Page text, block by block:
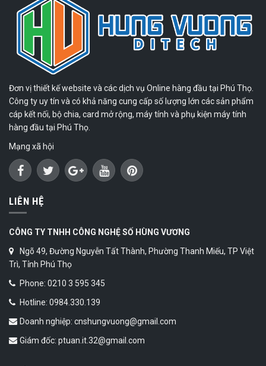
Đơn vị thiết kế website và các dịch vụ Online hàng đầu tại Phú Thọ.
Công ty uy tín và có khả năng cung cấp số lượng lớn các sản phẩm
cáp kết nối, bộ chia, card mở rộng, máy tính và phụ kiện máy tính
hàng đầu tại Phú Thọ.
Mạng xã hội
LIÊN HỆ
CÔNG TY TNHH CÔNG NGHỆ SỐ HÙNG VƯƠNG
Ngõ 49, Đường Nguyễn Tất Thành, Phường Thanh Miếu, TP Việt
Trì, Tỉnh Phú Thọ
Phone: 0210 3 595 345
Hotline: 0984.330.139
Doanh nghiệp: cnshungvuong@gmail.com
Giám đốc: ptuan.it.32@gmail.com